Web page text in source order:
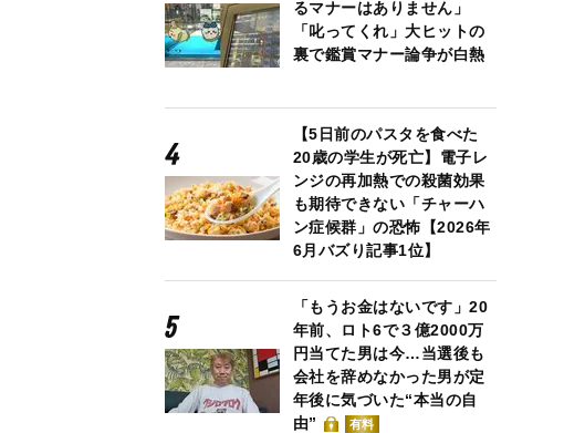
るマナーはありません」
「叱ってくれ」大ヒットの
裏で鑑賞マナー論争が白熱
【5日前のパスタを食べた
20歳の学生が死亡】電子レ
ンジの再加熱での殺菌効果
も期待できない「チャーハ
ン症候群」の恐怖【2026年
6月バズり記事1位】
「もうお金はないです」20
年前、ロト6で３億2000万
円当てた男は今…当選後も
会社を辞めなかった男が定
年後に気づいた“本当の自
由”
有料